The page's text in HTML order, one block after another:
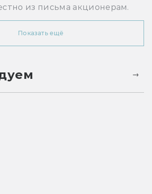
из письма акционерам.
Показать ещё